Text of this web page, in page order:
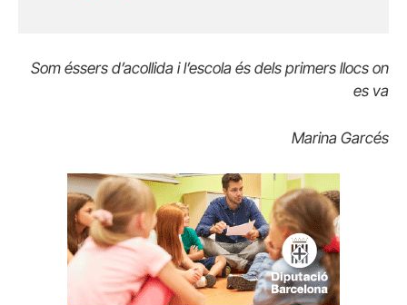
Som éssers d’acollida i l’escola és dels primers llocs on
es va
Marina Garcés